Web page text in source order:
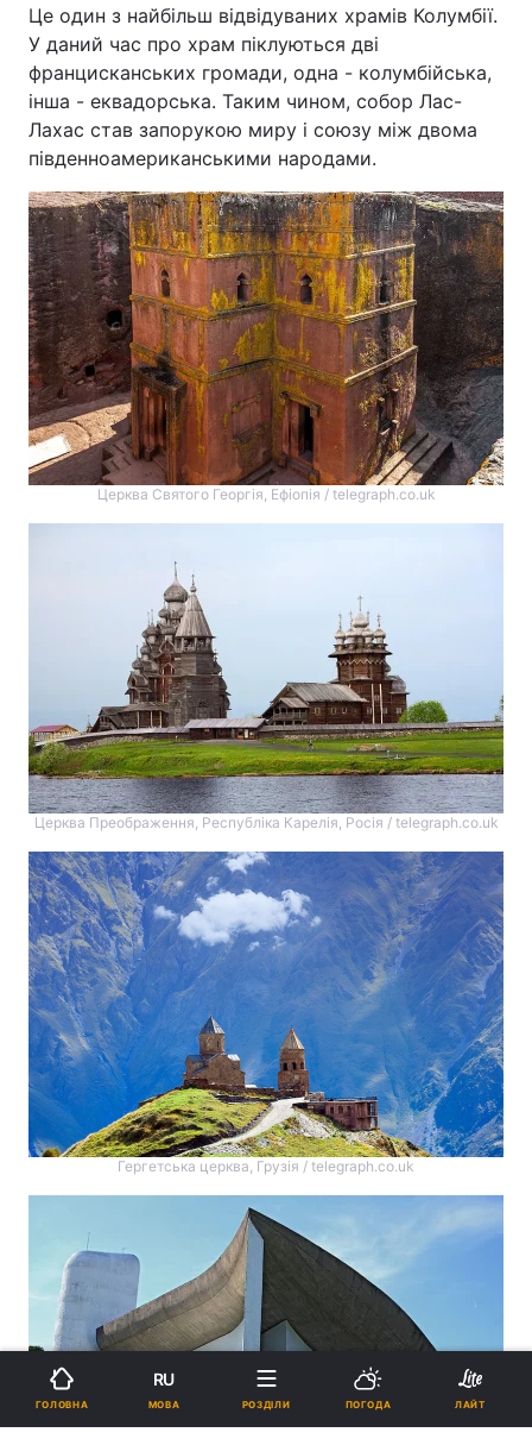
Це один з найбільш відвідуваних храмів Колумбії.
У даний час про храм піклуються дві
францисканських громади, одна - колумбійська,
інша - еквадорська. Таким чином, собор Лас-
Лахас став запорукою миру і союзу між двома
південноамериканськими народами.
Церква Святого Георгія, Ефіопія / telegraph.co.uk
Церква Преображення, Республіка Карелія, Росія / telegraph.co.uk
Гергетська церква, Грузія / telegraph.co.uk
ГОЛОВНА
RU
МОВА РОЗДІЛИ ПОГОДА ЛАЙТ